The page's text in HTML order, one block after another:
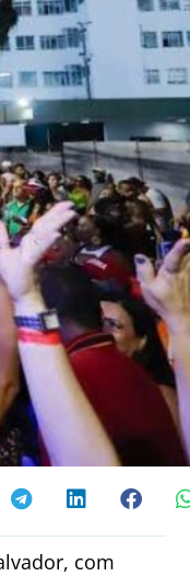
com